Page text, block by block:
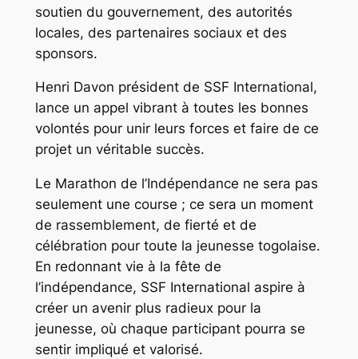
soutien du gouvernement, des autorités
locales, des partenaires sociaux et des
sponsors.
Henri Davon président de SSF International,
lance un appel vibrant à toutes les bonnes
volontés pour unir leurs forces et faire de ce
projet un véritable succès.
Le Marathon de l’Indépendance ne sera pas
seulement une course ; ce sera un moment
de rassemblement, de fierté et de
célébration pour toute la jeunesse togolaise.
En redonnant vie à la fête de
l’indépendance, SSF International aspire à
créer un avenir plus radieux pour la
jeunesse, où chaque participant pourra se
sentir impliqué et valorisé.